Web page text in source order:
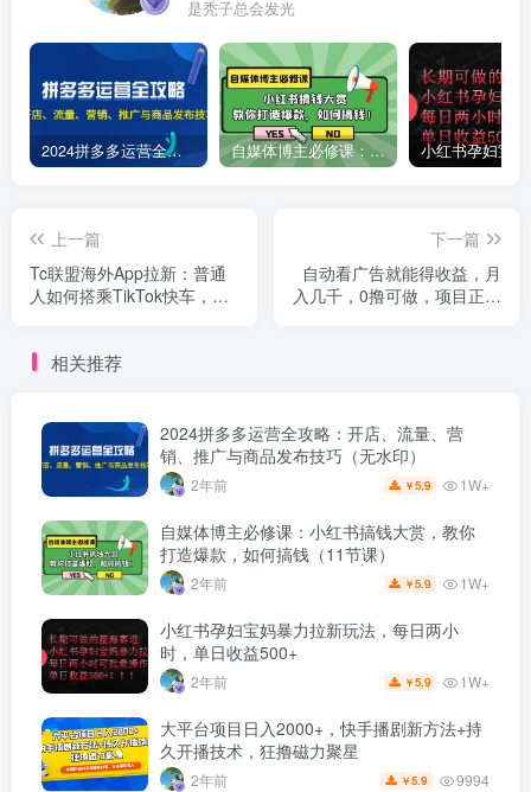
是秃子总会发光
2024拼多多运营全攻略：开店、流量、营销、推广与商品发布技巧（无水印） 自媒体博主必修课：小红书搞钱大赏，教你打造爆款，如何搞钱（11节课）
上一篇
Tc联盟海外App拉新：普通
人如何搭乘TikTok快车，打
下一篇
自动看广告就能得收益，月
入几千，0撸可做，项目正规
相关推荐
2024拼多多运营全攻略：开店、流量、营
销、推广与商品发布技巧（无水印）
2年前 ￥5.9 1W+
自媒体博主必修课：小红书搞钱大赏，教你
打造爆款，如何搞钱（11节课）
2年前 ￥5.9 1W+
小红书孕妇宝妈暴力拉新玩法，每日两小
时，单日收益500+
2年前 ￥5.9 1W+
大平台项目日入2000+，快手播剧新方法+持
久开播技术，狂撸磁力聚星
2年前 ￥5.9 9994